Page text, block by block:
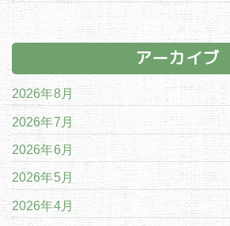
アーカイブ
2026年8月
2026年7月
2026年6月
2026年5月
2026年4月